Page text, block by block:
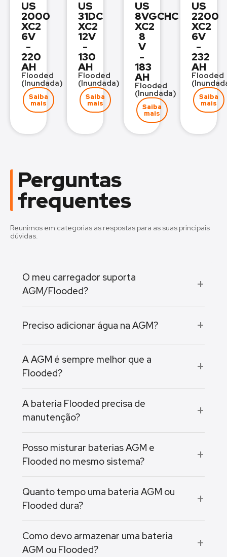
US
2000
XC2
6V
-
220
AH
Flooded
(Inundada)
Saiba
mais
US
31DC
XC2
12V
-
130
AH
Flooded
(Inundada)
Saiba
mais
US
8VGCHC
XC2
8
V
-
183
AH
Flooded
(Inundada)
Saiba
mais
US
2200
XC2
6V
-
232
AH
Flooded
Saiba
mais
Perguntas
frequentes
Reunimos em categorias as respostas para as suas principais
dúvidas.
O meu carregador suporta
AGM/Flooded?
Preciso adicionar água na AGM?
A AGM é sempre melhor que a
Flooded?
A bateria Flooded precisa de
manutenção?
Posso misturar baterias AGM e
Flooded no mesmo sistema?
Quanto tempo uma bateria AGM ou
Flooded dura?
Como devo armazenar uma bateria
AGM ou Flooded?